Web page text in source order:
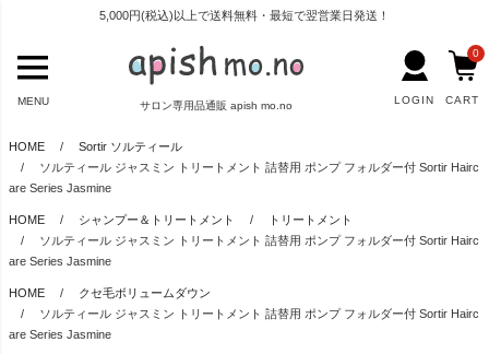
5,000円(税込)以上で送料無料・最短で翌営業日発送！
サロン専用品通販 apish mo.no
MENU LOGIN CART
0
HOME
Sortir ソルティール
ソルティール ジャスミン トリートメント 詰替用 ポンプ フォルダー付 Sortir Hairc
are Series Jasmine
HOME シャンプー＆トリートメント
トリートメント
ソルティール ジャスミン トリートメント 詰替用 ポンプ フォルダー付 Sortir Hairc
are Series Jasmine
HOME
クセ毛ボリュームダウン
ソルティール ジャスミン トリートメント 詰替用 ポンプ フォルダー付 Sortir Hairc
are Series Jasmine